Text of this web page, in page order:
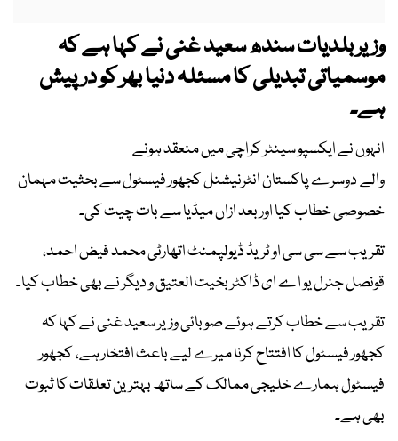
وزیر بلدیات سندھ سعید غنی نے کہا ہے کہ
موسمیاتی تبدیلی کا مسئلہ دنیا بھر کو درپیش
ہے۔
انہوں نے ایکسپو سینٹر کراچی میں منعقد ہونے
والے دوسرے پاکستان انٹرنیشنل کجھور فیسٹول سے بحثیت مہمان
خصوصی خطاب کیا اور بعد ازاں میڈیا سے بات چیت کی۔
تقریب سے سی سی او ٹریڈ ڈیولپمنٹ اتھارٹی محمد فیض احمد،
قونصل جنرل یو اے ای ڈاکٹر بخیت العتیق و دیگر نے بھی خطاب کیا۔
تقریب سے خطاب کرتے ہوئے صوبائی وزیر سعید غنی نے کہا کہ
کجھور فیسٹول کا افتتاح کرنا میرے لیے باعث افتخار ہے، کجھور
فیسٹول ہمارے خلیجی ممالک کے ساتھ بہترین تعلقات کا ثبوت
بھی ہے۔